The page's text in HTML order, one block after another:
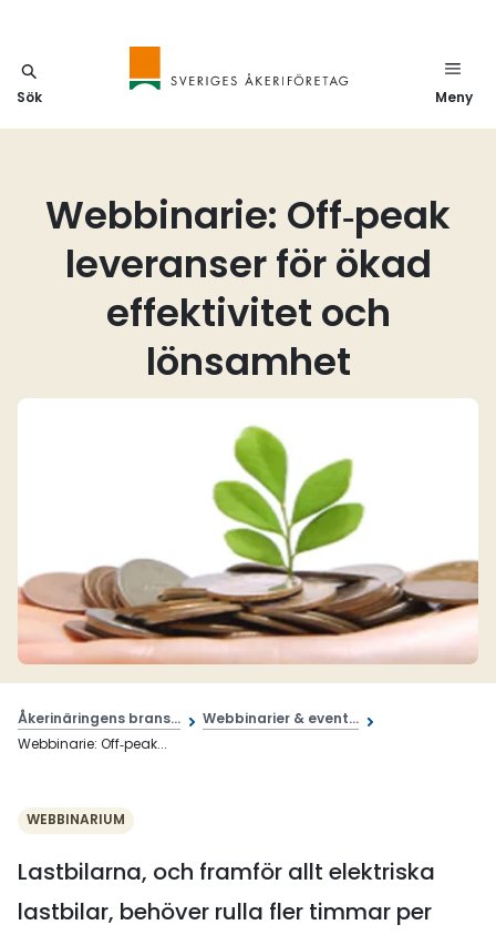
Sök Meny
Webbinarie: Off‑peak
leveranser för ökad
effektivitet och
lönsamhet
Åkerinäringens brans...
Webbinarier & event...
Webbinarie: Off‑peak...
WEBBINARIUM
Lastbilarna, och framför allt elektriska
lastbilar, behöver rulla fler timmar per